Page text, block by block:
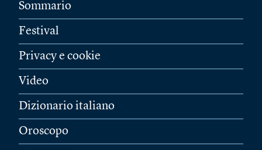
Sommario
Festival
Privacy e cookie
Video
Dizionario italiano
Oroscopo